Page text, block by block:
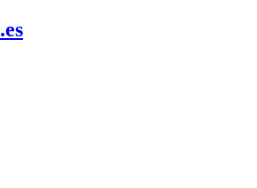
.es